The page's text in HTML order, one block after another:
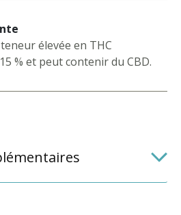
élevée en THC
% et peut contenir du CBD.